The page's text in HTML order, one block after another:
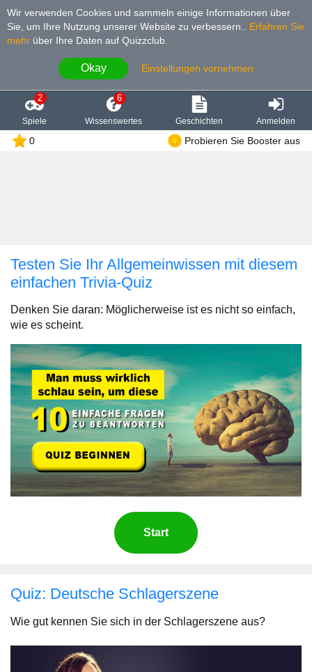
Wir verwenden Cookies und sammeln einige Informationen über
Sie, um Ihre Nutzung unserer Website zu verbessern.
Erfahren Sie
mehr über Ihre Daten auf Quizzclub.
Okay Einstellungen vornehmen
2
Spiele
6
Wissenswertes Geschichten Anmelden
0 Probieren Sie Booster aus
Testen Sie Ihr Allgemeinwissen mit diesem
einfachen Trivia-Quiz
Denken Sie daran: Möglicherweise ist es nicht so einfach,
wie es scheint.
Start
Quiz: Deutsche Schlagerszene
Wie gut kennen Sie sich in der Schlagerszene aus?